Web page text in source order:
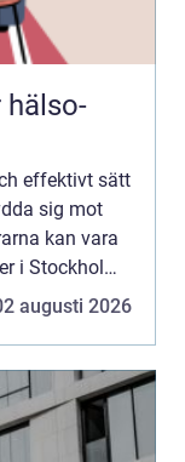
effektivt sätt
sig mot
kan vara
i Stockholm
augusti 2026